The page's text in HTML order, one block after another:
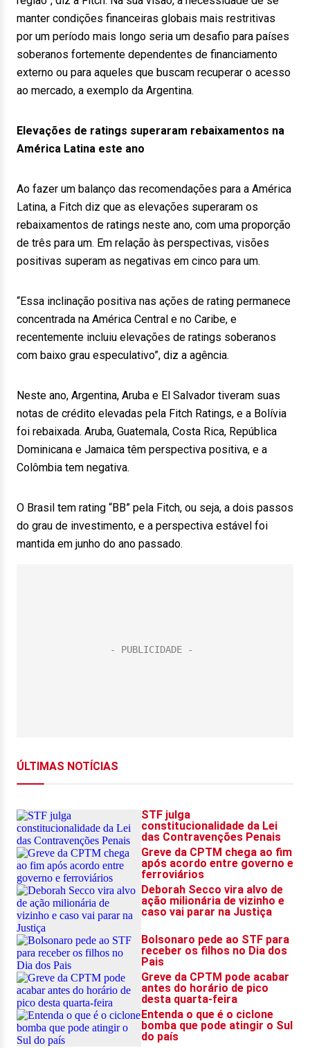
manter condições financeiras globais mais restritivas
por um período mais longo seria um desafio para países
soberanos fortemente dependentes de financiamento
externo ou para aqueles que buscam recuperar o acesso
ao mercado, a exemplo da Argentina.
Elevações de ratings superaram rebaixamentos na
América Latina este ano
Ao fazer um balanço das recomendações para a América
Latina, a Fitch diz que as elevações superaram os
rebaixamentos de ratings neste ano, com uma proporção
de três para um. Em relação às perspectivas, visões
positivas superam as negativas em cinco para um.
“Essa inclinação positiva nas ações de rating permanece
concentrada na América Central e no Caribe, e
recentemente incluiu elevações de ratings soberanos
com baixo grau especulativo”, diz a agência.
Neste ano, Argentina, Aruba e El Salvador tiveram suas
notas de crédito elevadas pela Fitch Ratings, e a Bolívia
foi rebaixada. Aruba, Guatemala, Costa Rica, República
Dominicana e Jamaica têm perspectiva positiva, e a
Colômbia tem negativa.
O Brasil tem rating “BB” pela Fitch, ou seja, a dois passos
do grau de investimento, e a perspectiva estável foi
mantida em junho do ano passado.